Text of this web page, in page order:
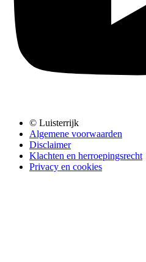
© Luisterrijk
Algemene voorwaarden
Disclaimer
Klachten en herroepingsrecht
Privacy en cookies